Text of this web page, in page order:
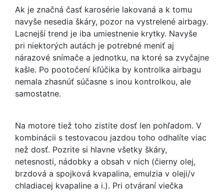
Ak je značná časť karosérie lakovaná a k tomu
navyše nesedia škáry, pozor na vystrelené airbagy.
Lacnejší trend je iba umiestnenie krytky. Navyše
pri niektorých autách je potrebné meniť aj
nárazové snímače a jednotku, na ktoré sa zvyčajne
kašle. Po pootočení kľúčika by kontrolka airbagu
nemala zhasnúť súčasne s inou kontrolkou, ale
samostatne.
Na motore tiež toho zistite dosť len pohľadom. V
kombinácii s testovacou jazdou toho odhalíte viac
než dosť. Pozrite si hlavne všetky škáry,
netesnosti, nádobky a obsah v nich (čierny olej,
brzdová a spojková kvapalina, emulzia v oleji/v
chladiacej kvapaline a i.). Pri otváraní viečka